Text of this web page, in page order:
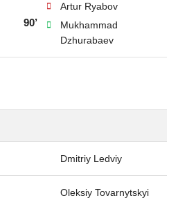
90’
Artur Ryabov
Mukhammad
Dzhurabaev
Dmitriy Ledviy
Oleksiy Tovarnytskyi